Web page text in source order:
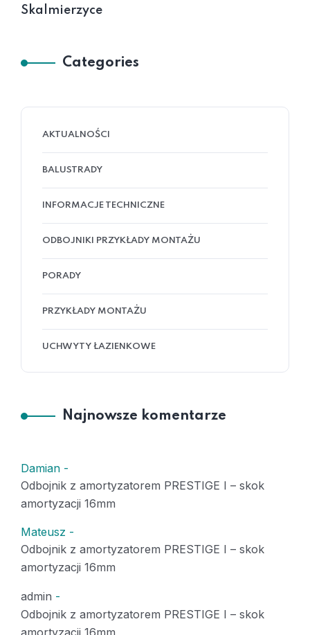
Skalmierzyce
Categories
AKTUALNOŚCI
BALUSTRADY
INFORMACJE TECHNICZNE
ODBOJNIKI PRZYKŁADY MONTAŻU
PORADY
PRZYKŁADY MONTAŻU
UCHWYTY ŁAZIENKOWE
Najnowsze komentarze
Damian -
Odbojnik z amortyzatorem PRESTIGE I – skok
amortyzacji 16mm
Mateusz -
Odbojnik z amortyzatorem PRESTIGE I – skok
amortyzacji 16mm
admin -
Odbojnik z amortyzatorem PRESTIGE I – skok
amortyzacji 16mm